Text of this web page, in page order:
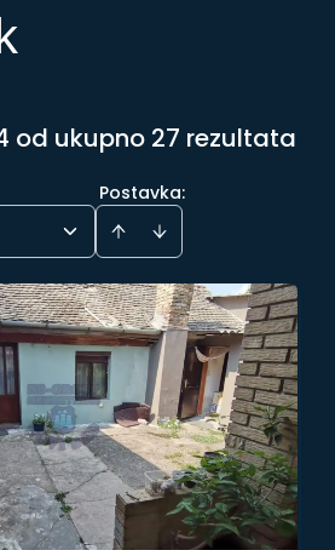
od ukupno 27 rezultata
Postavka: